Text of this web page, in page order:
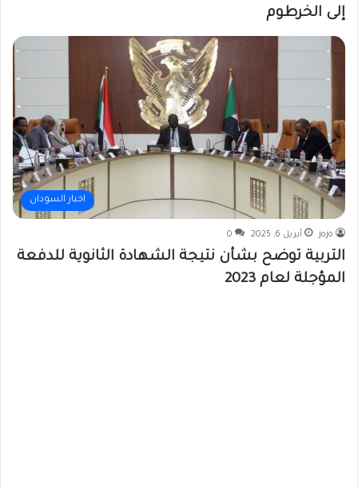
إلى الخرطوم
اخبار السودان
jojo أبريل 6, 2025 0
التربية توضح بشأن نتيجة الشهادة الثانوية للدفعة
المؤجلة لعام 2023